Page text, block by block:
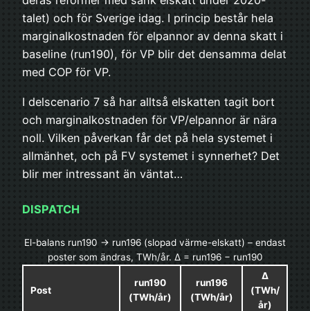
talet) och för Sverige idag. I princip består hela
marginalkostnaden för elpannor av denna skatt i
baseline (run190), för VP blir det densamma delat
med COP för VP.
I delscenario 7 så har alltså elskatten tagit bort
och marginalkostnaden för VP/elpannor är nära
noll. Vilken påverkan får det på hela systemet i
allmänhet, och på FV systemet i synnerhet? Det
blir mer intressant än väntat…
DISPATCH
El-balans run190 → run196 (slopad värme-elskatt) – endast
poster som ändras, TWh/år. Δ = run196 − run190
Post
run190
(TWh/år)
run196
(TWh/år)
Δ
(TWh/
år)